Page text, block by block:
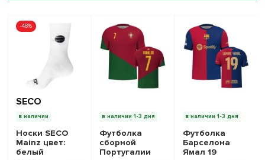
-48%
SECO
в наличии
Носки SECO
Mainz цвет:
белый
в наличии 1-3 дня
Футболка
сборной
Португалии
в наличии 1-3 дня
Футболка
Барселона
Ямал 19